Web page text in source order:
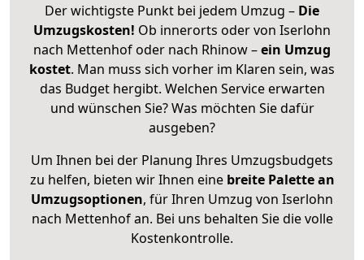
Der wichtigste Punkt bei jedem Umzug – Die
Umzugskosten! Ob innerorts oder von Iserlohn
nach Mettenhof oder nach Rhinow –ein Umzug
kostet. Man muss sich vorher im Klaren sein, was
das Budget hergibt. Welchen Service erwarten
und wünschen Sie? Was möchten Sie dafür
ausgeben?
Um Ihnen bei der Planung Ihres Umzugsbudgets
zu helfen, bieten wir Ihnen eine breite Palette an
Umzugsoptionen, für Ihren Umzug von Iserlohn
nach Mettenhof an. Bei uns behalten Sie die volle
Kostenkontrolle.